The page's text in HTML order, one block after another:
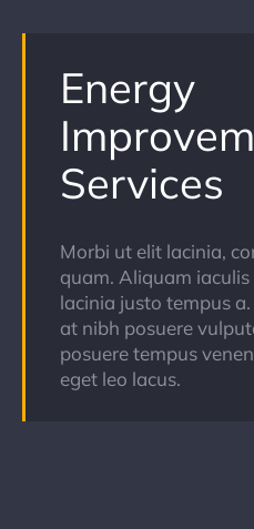
Energy
Services
Morbi ut elit lacinia,
quam. Aliquam
lacinia justo tempus
at nibh posuere
posuere tempus
eget leo lacus.